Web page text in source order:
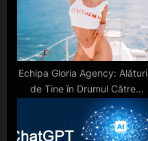
Echipa Gloria Agency: Alături
de Tine în Drumul Către
Excelență